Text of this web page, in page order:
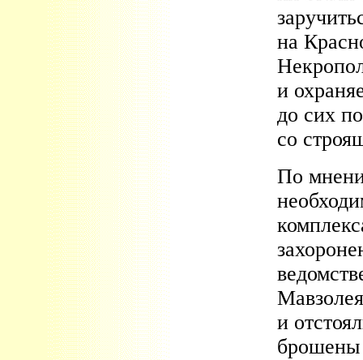
на
и
до сих
со
По
и
брошены